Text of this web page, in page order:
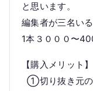
と思います。
編集者が三名い
1本３０００〜
【購入メリット】
①切り抜き元の